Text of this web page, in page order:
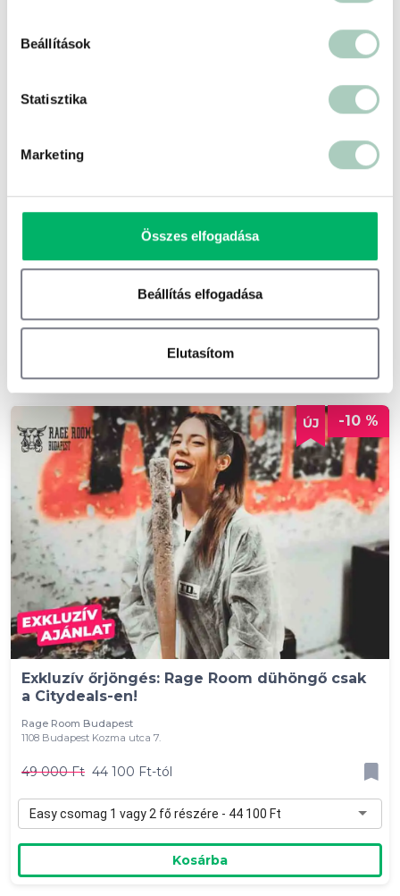
Beállítások
Statisztika
Marketing
Összes elfogadása
Beállítás elfogadása
Elutasítom
kikapcsolódás
1146 Budapest Állatkerti körút 9-11
29 000 Ft 23 200 Ft
Kosárba
-10 %
Exkluzív őrjöngés: Rage Room dühöngő csak
a Citydeals-en!
Rage Room Budapest
1108 Budapest Kozma utca 7.
49 000 Ft 44 100 Ft-tól
Easy csomag 1 vagy 2 fő részére - 44 100 Ft
Kosárba